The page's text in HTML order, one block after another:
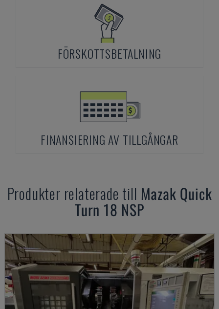
FÖRSKOTTSBETALNING
FINANSIERING AV TILLGÅNGAR
Produkter relaterade till Mazak Quick
Turn 18 NSP